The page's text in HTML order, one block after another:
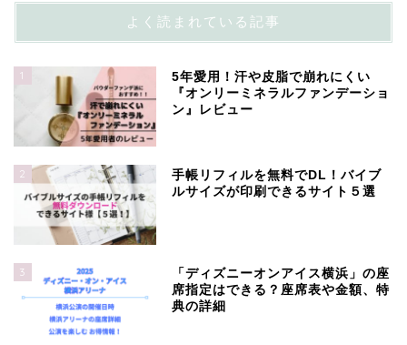
よく読まれている記事
1
5年愛用！汗や皮脂で崩れにくい
『オンリーミネラルファンデーショ
ン』レビュー
2
手帳リフィルを無料でDL！バイブ
ルサイズが印刷できるサイト５選
3
「ディズニーオンアイス横浜」の座
席指定はできる？座席表や金額、特
典の詳細